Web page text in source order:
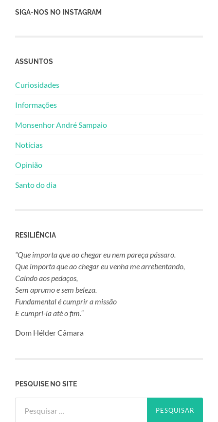
SIGA-NOS NO INSTAGRAM
ASSUNTOS
Curiosidades
Informações
Monsenhor André Sampaio
Notícias
Opinião
Santo do dia
RESILIÊNCIA
“Que importa que ao chegar eu nem pareça pássaro.
Que importa que ao chegar eu venha me arrebentando,
Caindo aos pedaços,
Sem aprumo e sem beleza.
Fundamental é cumprir a missão
E cumpri-la até o fim.”
Dom Hélder Câmara
PESQUISE NO SITE
por: